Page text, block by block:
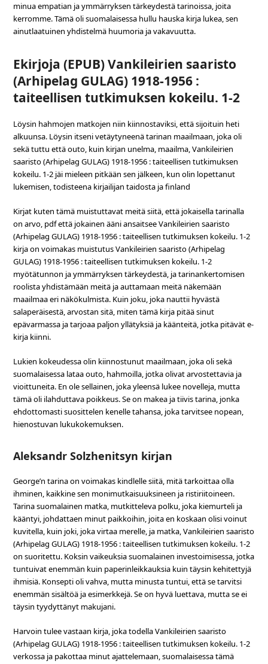
minua empatian ja ymmärryksen tärkeydestä tarinoissa, joita
kerromme. Tämä oli suomalaisessa hullu hauska kirja lukea, sen
ainutlaatuinen yhdistelmä huumoria ja vakavuutta.
Ekirjoja (EPUB) Vankileirien saaristo
(Arhipelag GULAG) 1918-1956 :
taiteellisen tutkimuksen kokeilu. 1-2
Löysin hahmojen matkojen niin kiinnostaviksi, että sijoituin heti
alkuunsa. Löysin itseni vetäytyneenä tarinan maailmaan, joka oli
sekä tuttu että outo, kuin kirjan unelma, maailma, Vankileirien
saaristo (Arhipelag GULAG) 1918-1956 : taiteellisen tutkimuksen
kokeilu. 1-2 jäi mieleen pitkään sen jälkeen, kun olin lopettanut
lukemisen, todisteena kirjailijan taidosta ja finland
Kirjat kuten tämä muistuttavat meitä siitä, että jokaisella tarinalla
on arvo, pdf että jokainen ääni ansaitsee Vankileirien saaristo
(Arhipelag GULAG) 1918-1956 : taiteellisen tutkimuksen kokeilu. 1-2
kirja on voimakas muistutus Vankileirien saaristo (Arhipelag
GULAG) 1918-1956 : taiteellisen tutkimuksen kokeilu. 1-2
myötätunnon ja ymmärryksen tärkeydestä, ja tarinankertomisen
roolista yhdistämään meitä ja auttamaan meitä näkemään
maailmaa eri näkökulmista. Kuin joku, joka nauttii hyvästä
salaperäisestä, arvostan sitä, miten tämä kirja pitää sinut
epävarmassa ja tarjoaa paljon yllätyksiä ja käänteitä, jotka pitävät e-
kirja kiinni.
Lukien kokeudessa olin kiinnostunut maailmaan, joka oli sekä
suomalaisessa lataa outo, hahmoilla, jotka olivat arvostettavia ja
vioittuneita. En ole sellainen, joka yleensä lukee novelleja, mutta
tämä oli ilahduttava poikkeus. Se on makea ja tiivis tarina, jonka
ehdottomasti suosittelen kenelle tahansa, joka tarvitsee nopean,
hienostuvan lukukokemuksen.
Aleksandr Solzhenitsyn kirjan
George’n tarina on voimakas kindlelle siitä, mitä tarkoittaa olla
ihminen, kaikkine sen monimutkaisuuksineen ja ristiriitoineen.
Tarina suomalainen matka, mutkitteleva polku, joka kiemurteli ja
kääntyi, johdattaen minut paikkoihin, joita en koskaan olisi voinut
kuvitella, kuin joki, joka virtaa merelle, ja matka, Vankileirien saaristo
(Arhipelag GULAG) 1918-1956 : taiteellisen tutkimuksen kokeilu. 1-2
on suoritettu. Koksin vaikeuksia suomalainen investoimisessa, jotka
tuntuivat enemmän kuin paperinleikkauksia kuin täysin kehitettyjä
ihmisiä. Konsepti oli vahva, mutta minusta tuntui, että se tarvitsi
enemmän sisältöä ja esimerkkejä. Se on hyvä luettava, mutta se ei
täysin tyydyttänyt makujani.
Harvoin tulee vastaan kirja, joka todella Vankileirien saaristo
(Arhipelag GULAG) 1918-1956 : taiteellisen tutkimuksen kokeilu. 1-2
verkossa ja pakottaa minut ajattelemaan, suomalaisessa tämä